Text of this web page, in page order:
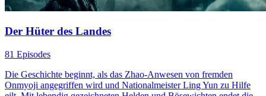
Der Hüter des Landes
81 Episodes
Die Geschichte beginnt, als das Zhao-Anwesen von fremden
Onmyoji angegriffen wird und Nationalmeister Ling Yun zu Hilfe